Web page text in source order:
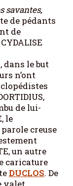
savantes,
de pédants
de
dans le but
n’ont
de lui-
le
creuse
un autre
caricature
DUCLOS. De
valet